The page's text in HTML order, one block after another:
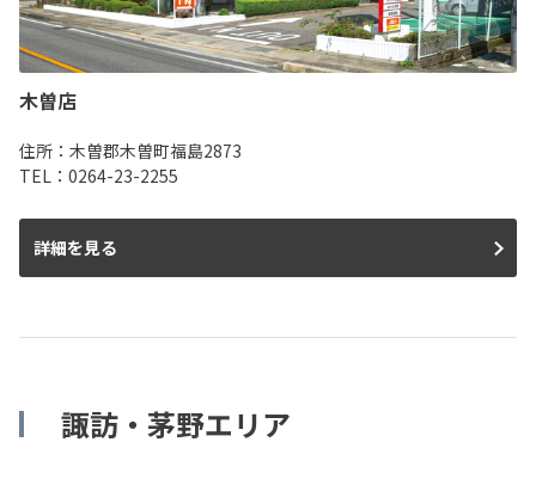
木曽店
住所：木曽郡木曽町福島2873
TEL：0264-23-2255
詳細を見る
諏訪・茅野エリア